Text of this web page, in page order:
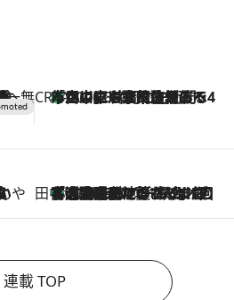
所へ
体験 CREA'S CHOICE
2026.8.7
「立川にも歌舞伎があるんだよ」 片岡仁左衛門・市川中車ら豪華座組みで4年目の立川立飛歌舞伎へ
ヌ 田中稲の勝手に再ブーム
2026.8.7
「湘南乃風に憧れて」観客大盛上がりの“タオル回し”に、ラッパー顔負けの高速歌唱まで…さだまさし（74）のアグレッシブすぎる現在地
連載 TOP